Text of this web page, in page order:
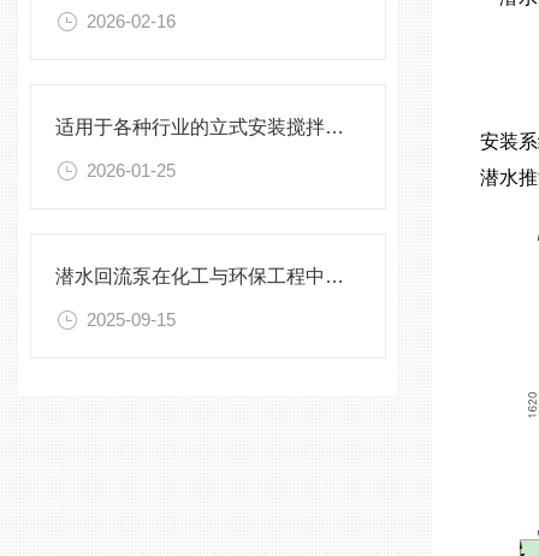
2026-02-16
适用于各种行业的立式安装搅拌机选型指南
2026-01-25
潜水回流泵在化工与环保工程中的关键作用
2025-09-15
安装
潜水